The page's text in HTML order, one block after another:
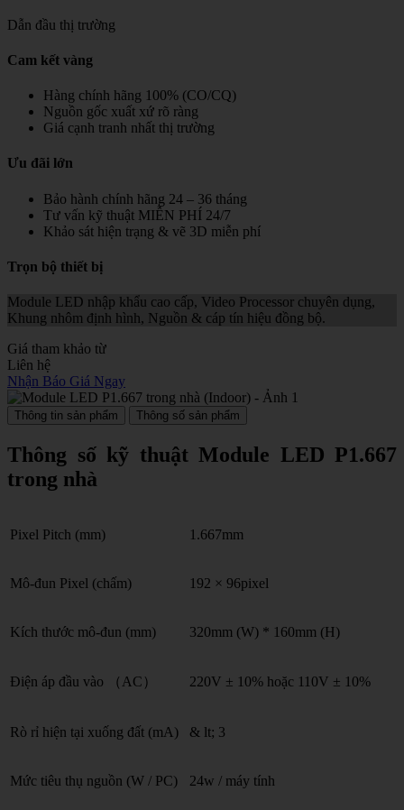
Dẫn đầu thị trường
Cam kết vàng
Hàng chính hãng 100% (CO/CQ)
Nguồn gốc xuất xứ rõ ràng
Giá cạnh tranh nhất thị trường
Ưu đãi lớn
Bảo hành chính hãng 24 – 36 tháng
Tư vấn kỹ thuật MIỄN PHÍ 24/7
Khảo sát hiện trạng & vẽ 3D miễn phí
Trọn bộ thiết bị
Module LED nhập khẩu cao cấp, Video Processor chuyên dụng,
Khung nhôm định hình, Nguồn & cáp tín hiệu đồng bộ.
Giá tham khảo từ
Liên hệ
Nhận Báo Giá Ngay
Thông tin sản phẩm Thông số sản phẩm
Thông số kỹ thuật Module LED P1.667
trong nhà
Pixel Pitch (mm) 1.667mm
Mô-đun Pixel (chấm) 192 × 96pixel
Kích thước mô-đun (mm) 320mm (W) * 160mm (H)
Điện áp đầu vào （AC） 220V ± 10% hoặc 110V ± 10%
Rò rỉ hiện tại xuống đất (mA) & lt; 3
Mức tiêu thụ nguồn (W / PC) 24w / máy tính